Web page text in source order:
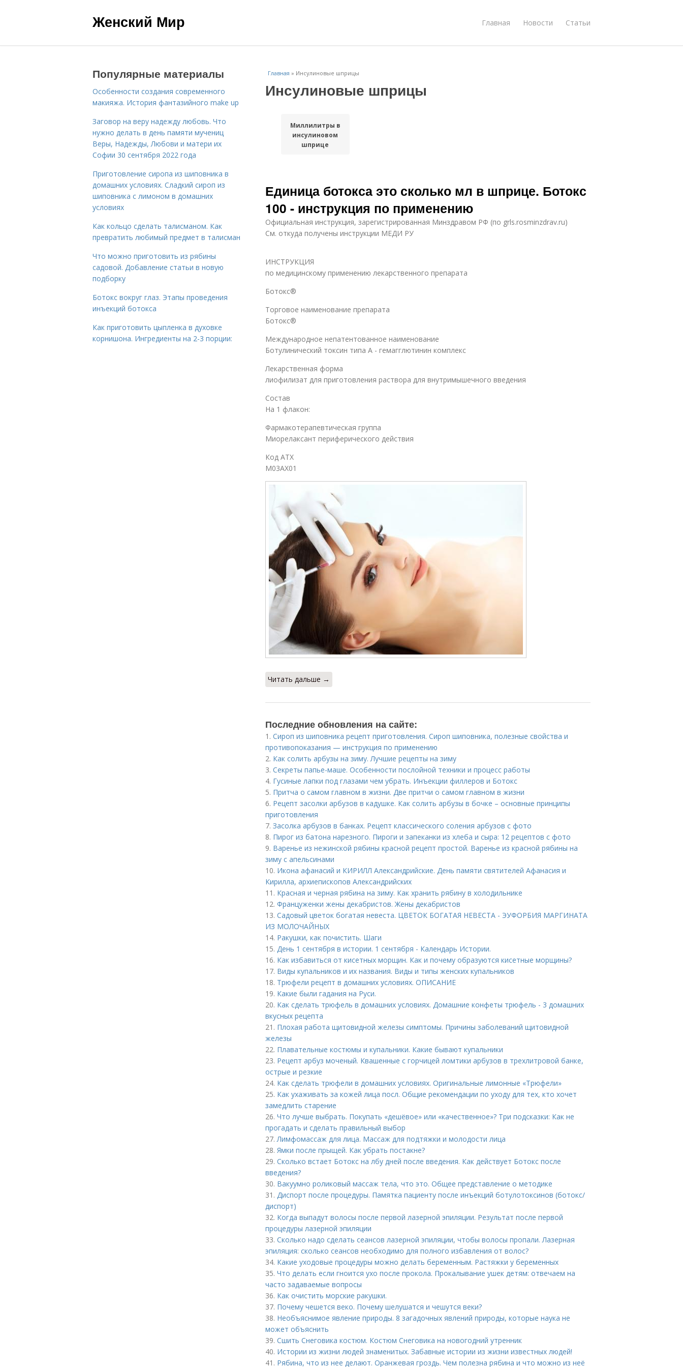
Женский Мир Главная Новости Статьи
Главная » Инсулиновые шприцы
Инсулиновые шприцы
Миллилитры в
инсулиновом
шприце
Единица ботокса это сколько мл в шприце. Ботокс
100 - инструкция по применению
Официальная инструкция, зарегистрированная Минздравом РФ (по grls.rosminzdrav.ru)
См. откуда получены инструкции МЕДИ РУ
ИНСТРУКЦИЯ
по медицинскому применению лекарственного препарата
Ботокс®
Торговое наименование препарата
Ботокс®
Международное непатентованное наименование
Ботулинический токсин типа A - гемагглютинин комплекс
Лекарственная форма
лиофилизат для приготовления раствора для внутримышечного введения
Состав
На 1 флакон:
Фармакотерапевтическая группа
Миорелаксант периферического действия
Код АТХ
M03AX01
Читать дальше →
Последние обновления на сайте:
1. Сироп из шиповника рецепт приготовления. Сироп шиповника, полезные свойства и
противопоказания — инструкция по применению
2. Как солить арбузы на зиму. Лучшие рецепты на зиму
3. Секреты папье-маше. Особенности послойной техники и процесс работы
4. Гусиные лапки под глазами чем убрать. Инъекции филлеров и Ботокс
5. Притча о самом главном в жизни. Две притчи о самом главном в жизни
6. Рецепт засолки арбузов в кадушке. Как солить арбузы в бочке – основные принципы
приготовления
7. Засолка арбузов в банках. Рецепт классического соления арбузов с фото
8. Пирог из батона нарезного. Пироги и запеканки из хлеба и сыра: 12 рецептов с фото
9. Варенье из нежинской рябины красной рецепт простой. Варенье из красной рябины на
зиму с апельсинами
10. Икона афанасий и КИРИЛЛ Александрийские. День памяти святителей Афанасия и
Кирилла, архиепископов Александрийских
11. Красная и черная рябина на зиму. Как хранить рябину в холодильнике
12. Француженки жены декабристов. Жены декабристов
13. Садовый цветок богатая невеста. ЦВЕТОК БОГАТАЯ НЕВЕСТА - ЭУФОРБИЯ МАРГИНАТА
ИЗ МОЛОЧАЙНЫХ
14. Ракушки, как почистить. Шаги
15. День 1 сентября в истории. 1 сентября - Календарь Истории.
16. Как избавиться от кисетных морщин. Как и почему образуются кисетные морщины?
17. Виды купальников и их названия. Виды и типы женских купальников
18. Трюфели рецепт в домашних условиях. ОПИСАНИЕ
19. Какие были гадания на Руси.
20. Как сделать трюфель в домашних условиях. Домашние конфеты трюфель - 3 домашних
вкусных рецепта
21. Плохая работа щитовидной железы симптомы. Причины заболеваний щитовидной
железы
22. Плавательные костюмы и купальники. Какие бывают купальники
23. Рецепт арбуз моченый. Квашенные с горчицей ломтики арбузов в трехлитровой банке,
острые и резкие
24. Как сделать трюфели в домашних условиях. Оригинальные лимонные «Трюфели»
25. Как ухаживать за кожей лица посл. Общие рекомендации по уходу для тех, кто хочет
замедлить старение
26. Что лучше выбрать. Покупать «дешёвое» или «качественное»? Три подсказки: Как не
прогадать и сделать правильный выбор
27.Лимфомассаж для лица. Массаж для подтяжки и молодости лица
28. Ямки после прыщей. Как убрать постакне?
29. Сколько встает Ботокс на лбу дней после введения. Как действует Ботокс после
введения?
30. Вакуумно роликовый массаж тела, что это. Общее представление о методике
31. Диспорт после процедуры. Памятка пациенту после инъекций ботулотоксинов (ботокс/
диспорт)
32. Когда выпадут волосы после первой лазерной эпиляции. Результат после первой
процедуры лазерной эпиляции
33. Сколько надо сделать сеансов лазерной эпиляции, чтобы волосы пропали. Лазерная
эпиляция: сколько сеансов необходимо для полного избавления от волос?
34. Какие уходовые процедуры можно делать беременным. Растяжки у беременных
35. Что делать если гноится ухо после прокола. Прокалывание ушек детям: отвечаем на
часто задаваемые вопросы
36. Как очистить морские ракушки.
37. Почему чешется веко. Почему шелушатся и чешутся веки?
38. Необъяснимое явление природы. 8 загадочных явлений природы, которые наука не
может объяснить
39. Сшить Снеговика костюм. Костюм Снеговика на новогодний утренник
40. Истории из жизни людей знаменитых. Забавные истории из жизни известных людей!
41. Рябина, что из нее делают. Оранжевая гроздь. Чем полезна рябина и что можно из неё
Популярные материалы
Особенности создания современного
макияжа. История фантазийного make up
Заговор на веру надежду любовь. Что
нужно делать в день памяти мучениц
Веры, Надежды, Любови и матери их
Софии 30 сентября 2022 года
Приготовление сиропа из шиповника в
домашних условиях. Сладкий сироп из
шиповника с лимоном в домашних
условиях
Как кольцо сделать талисманом. Как
превратить любимый предмет в талисман
Что можно приготовить из рябины
садовой. Добавление статьи в новую
подборку
Ботокс вокруг глаз. Этапы проведения
инъекций ботокса
Как приготовить цыпленка в духовке
корнишона. Ингредиенты на 2-3 порции: